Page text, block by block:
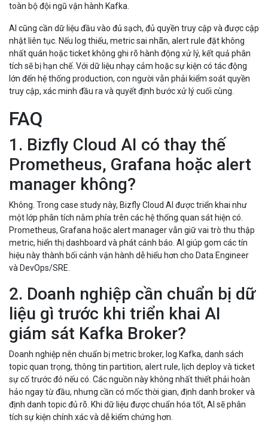
toàn bộ đội ngũ vận hành Kafka.
AI cũng cần dữ liệu đầu vào đủ sạch, đủ quyền truy cập và được cập
nhật liên tục. Nếu log thiếu, metric sai nhãn, alert rule đặt không
nhất quán hoặc ticket không ghi rõ hành động xử lý, kết quả phân
tích sẽ bị hạn chế. Với dữ liệu nhạy cảm hoặc sự kiện có tác động
lớn đến hệ thống production, con người vẫn phải kiểm soát quyền
truy cập, xác minh đầu ra và quyết định bước xử lý cuối cùng.
FAQ
1. Bizfly Cloud AI có thay thế
Prometheus, Grafana hoặc alert
manager không?
Không. Trong case study này, Bizfly Cloud AI được triển khai như
một lớp phân tích nằm phía trên các hệ thống quan sát hiện có.
Prometheus, Grafana hoặc alert manager vẫn giữ vai trò thu thập
metric, hiển thị dashboard và phát cảnh báo. AI giúp gom các tín
hiệu này thành bối cảnh vận hành dễ hiểu hơn cho Data Engineer
và DevOps/SRE.
2. Doanh nghiệp cần chuẩn bị dữ
liệu gì trước khi triển khai AI
giám sát Kafka Broker?
Doanh nghiệp nên chuẩn bị metric broker, log Kafka, danh sách
topic quan trọng, thông tin partition, alert rule, lịch deploy và ticket
sự cố trước đó nếu có. Các nguồn này không nhất thiết phải hoàn
hảo ngay từ đầu, nhưng cần có mốc thời gian, định danh broker và
định danh topic đủ rõ. Khi dữ liệu được chuẩn hóa tốt, AI sẽ phân
tích sự kiện chính xác và dễ kiểm chứng hơn.